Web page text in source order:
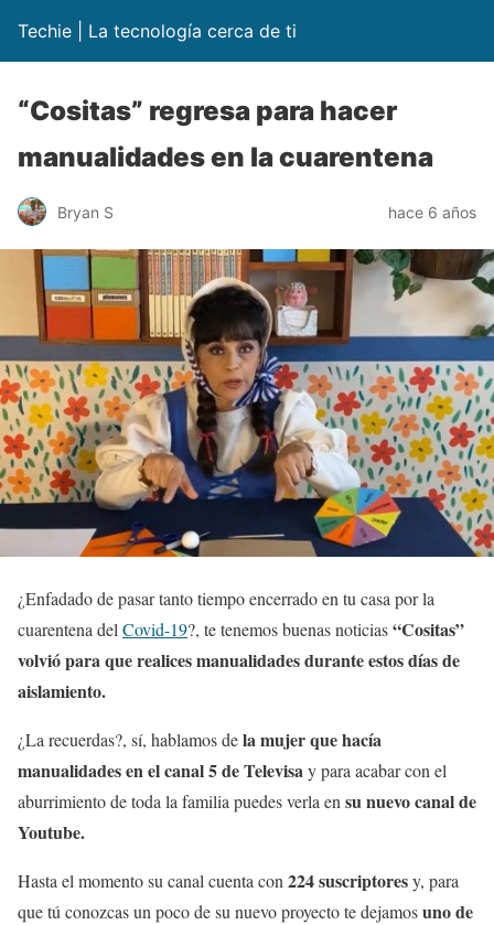
Techie | La tecnología cerca de ti
“Cositas” regresa para hacer
manualidades en la cuarentena
Bryan S hace 6 años
¿Enfadado de pasar tanto tiempo encerrado en tu casa por la
cuarentena del Covid-19?, te tenemos buenas noticias“Cositas”
volvió para que realices manualidades durante estos días de
aislamiento.
¿La recuerdas?, sí, hablamos dela mujer que hacía
manualidades en el canal 5 de Televisay para acabar con el
aburrimiento de toda la familia puedes verla en su nuevo canal de
Youtube.
Hasta el momento su canal cuenta con 224 suscriptoresy, para
que tú conozcas un poco de su nuevo proyecto te dejamosuno de